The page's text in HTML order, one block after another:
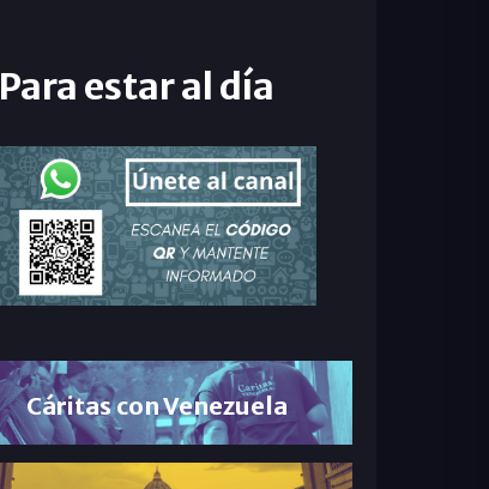
Para estar al día
Cáritas con Venezuela